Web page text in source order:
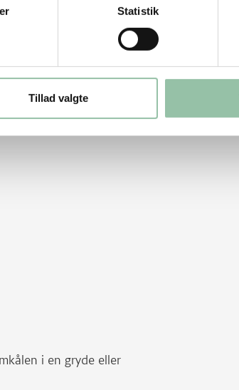
Statistik
Tillad valgte
peanuts, den anden
i en gryde eller